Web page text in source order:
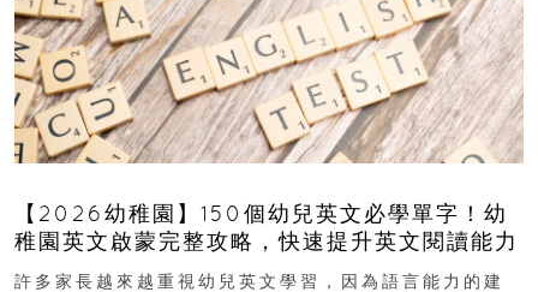
【2026幼稚園】150個幼兒英文必學單字！幼
稚園英文啟蒙完整攻略，快速提升英文閱讀能力
許多家長越來越重視幼兒英文學習，因為語言能力的建